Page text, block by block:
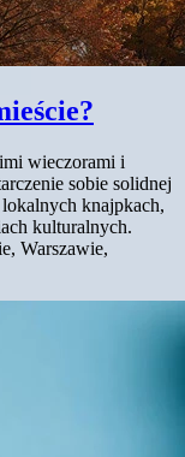
wieczorami i
sobie solidnej
knajpkach,
kulturalnych.
Warszawie,